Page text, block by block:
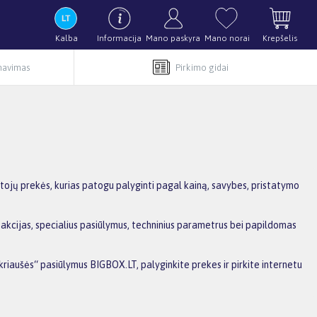
Kalba Informacija Mano paskyra Mano norai Krepšelis
Pirkimo gidai
prekės, kurias patogu palyginti pagal kainą, savybes, pristatymo
specialius pasiūlymus, techninius parametrus bei papildomas
pasiūlymus BIGBOX.LT, palyginkite prekes ir pirkite internetu